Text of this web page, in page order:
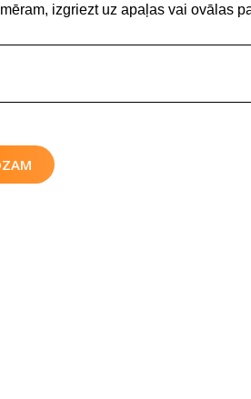
izgriezt uz apaļas vai ovālas